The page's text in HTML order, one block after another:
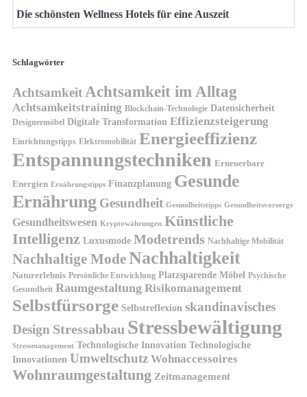
Die schönsten Wellness Hotels für eine Auszeit
Schlagwörter
AchtsamkeitAchtsamkeit im Alltag
Achtsamkeitstraining Blockchain-Technologie Datensicherheit
Designermöbel Digitale Transformation Effizienzsteigerung
Einrichtungstipps Elektromobilität Energieeffizienz
Entspannungstechniken Erneuerbare
Energien Ernährungstipps Finanzplanung Gesunde
Ernährung Gesundheit Gesundheitstipps Gesundheitsvorsorge
Gesundheitswesen Kryptowährungen Künstliche
Intelligenz Luxusmode Modetrends Nachhaltige Mobilität
Nachhaltige ModeNachhaltigkeit
Naturerlebnis Persönliche Entwicklung Platzsparende Möbel Psychische
Gesundheit Raumgestaltung Risikomanagement
Selbstfürsorge Selbstreflexion skandinavisches
Design Stressabbau Stressbewältigung
Stressmanagement Technologische Innovation Technologische
Innovationen Umweltschutz Wohnaccessoires
Wohnraumgestaltung Zeitmanagement